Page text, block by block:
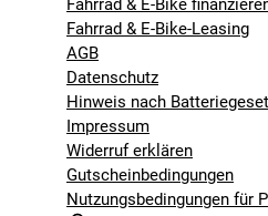
Fahrrad & E-Bike
Fahrrad & E-Bike-Leasing
AGB
Datenschutz
Hinweis nach
Impressum
Widerruf erklären
Gutscheinbedingungen
Nutzungsbedingungen für